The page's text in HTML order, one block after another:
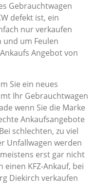
Gebrauchtwagen
defekt ist, ein
nur verkaufen
und um Feulen
Angebot von
Sie ein neues
Ihr Gebrauchtwagen
wenn Sie die Marke
Ankaufsangebote
schlechten, zu viel
Unfallwagen werden
erst gar nicht
KFZ-Ankauf, bei
Diekirch verkaufen